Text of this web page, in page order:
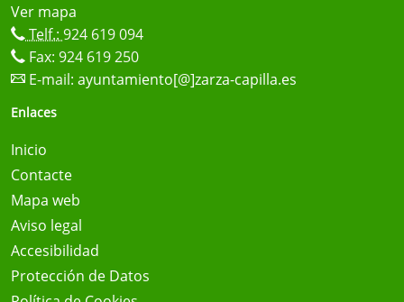
Ver mapa
Telf.: 924 619 094
Fax: 924 619 250
E-mail: ayuntamiento[@]zarza-capilla.es
Enlaces
Inicio
Contacte
Mapa web
Aviso legal
Accesibilidad
Protección de Datos